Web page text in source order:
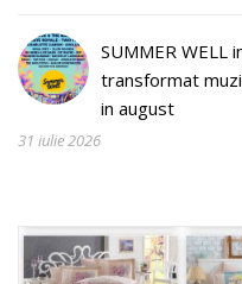
SUMMER WELL
transformat
in august
31 iulie 2026